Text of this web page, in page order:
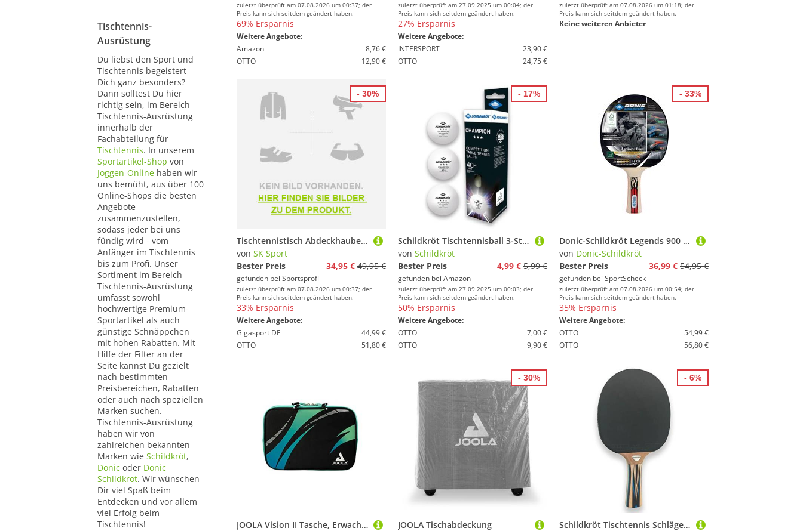
Tischtennis-
Ausrüstung
Du liebst den Sport und
Tischtennis begeistert
Dich ganz besonders?
Dann solltest Du hier
richtig sein, im Bereich
Tischtennis-Ausrüstung
innerhalb der
Fachabteilung für
Tischtennis. In unserem
Sportartikel-Shop von
Joggen-Online haben wir
uns bemüht, aus über 100
Online-Shops die besten
Angebote
zusammenzustellen,
sodass jeder bei uns
fündig wird - vom
Anfänger im Tischtennis
bis zum Profi. Unser
Sortiment im Bereich
Tischtennis-Ausrüstung
umfasst sowohl
hochwertige Premium-
Sportartikel als auch
günstige Schnäppchen
mit hohen Rabatten. Mit
Hilfe der Filter an der
Seite kannst Du gezielt
nach bestimmten
Preisbereichen, Rabatten
oder auch nach speziellen
Marken suchen.
Tischtennis-Ausrüstung
haben wir von
zahlreichen bekannten
Marken wie Schildkröt,
Donic oder Donic
Schildkrot. Wir wünschen
Dir viel Spaß beim
Entdecken und vor allem
viel Erfolg beim
Tischtennis!
zuletzt überprüft am 07.08.2026 um 00:37; der
Preis kann sich seitdem geändert haben.
69% Ersparnis
Weitere Angebote:
Amazon
8,76 €
OTTO
12,90 €
zuletzt überprüft am 27.09.2025 um 00:04; der
Preis kann sich seitdem geändert haben.
27% Ersparnis
Weitere Angebote:
INTERSPORT
23,90 €
OTTO
24,75 €
zuletzt überprüft am 07.08.2026 um 01:18; der
Preis kann sich seitdem geändert haben.
Keine weiteren Anbieter
Tischtennistisch Abdeckhaube Donic Universal
von SK Sport
Bester Preis
34,95 € 49,95 €
gefunden bei Sportsprofi
zuletzt überprüft am 07.08.2026 um 00:37; der
Preis kann sich seitdem geändert haben.
33% Ersparnis
Weitere Angebote:
Gigasport DE
44,99 €
OTTO
51,80 €
- 30%
Schildkröt Tischtennisball 3-Stern Champion ITTF, Wettkampfball in Poly 40+ Qualität, 3 Stk. im Karton, weiß, 608540
von Schildkröt
Bester Preis
4,99 € 5,99 €
gefunden bei Amazon
zuletzt überprüft am 27.09.2025 um 00:03; der
Preis kann sich seitdem geändert haben.
50% Ersparnis
Weitere Angebote:
OTTO
7,00 €
OTTO
9,90 €
- 17%
Donic-Schildkröt Legends 900 Tischtennisschläger
von Donic-Schildkröt
Bester Preis
36,99 € 54,95 €
gefunden bei SportScheck
zuletzt überprüft am 07.08.2026 um 00:54; der
Preis kann sich seitdem geändert haben.
35% Ersparnis
Weitere Angebote:
OTTO
54,99 €
OTTO
56,80 €
- 33%
JOOLA Vision II Tasche, Erwachsene, Unisex, Schwarz (Schwarz), Einheitsgröße
JOOLA Tischabdeckung
- 30%
Schildkröt Tischtennis Schläger Top Teams 700 mit AVS Technologie und Ergo Griff Tischtennisschläger, One Size
- 6%